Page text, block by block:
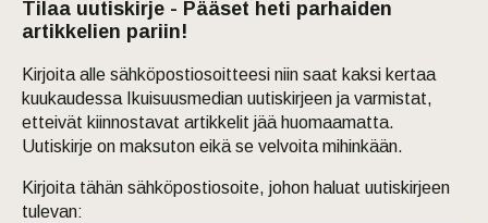
Tilaa uutiskirje - Pääset heti parhaiden
artikkelien pariin!
Kirjoita alle sähköpostiosoitteesi niin saat kaksi kertaa
kuukaudessa Ikuisuusmedian uutiskirjeen ja varmistat,
etteivät kiinnostavat artikkelit jää huomaamatta.
Uutiskirje on maksuton eikä se velvoita mihinkään.
Kirjoita tähän sähköpostiosoite, johon haluat uutiskirjeen
tulevan: